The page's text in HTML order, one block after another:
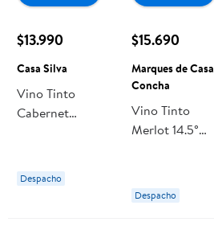
$13.990
Casa Silva
Vino Tinto
Cabernet
750 ml Casa
Silva
Despacho
$15.690
Marques de Casa
Concha
Vino Tinto
Merlot 14.5°
Concha
Despacho